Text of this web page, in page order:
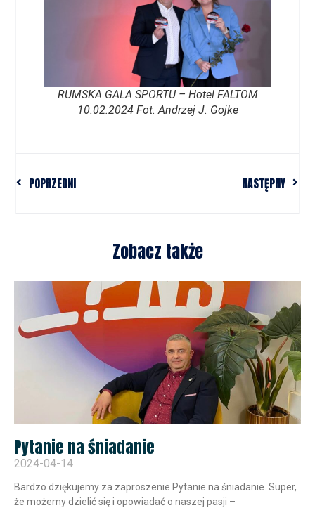
RUMSKA GALA SPORTU – Hotel FALTOM
10.02.2024 Fot. Andrzej J. Gojke
POPRZEDNI NASTĘPNY
Zobacz także
Pytanie na śniadanie
2024-04-14
Bardzo dziękujemy za zaproszenie Pytanie na śniadanie. Super,
że możemy dzielić się i opowiadać o naszej pasji –